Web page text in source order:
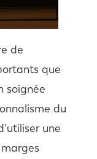
de
que
soignée
du
une